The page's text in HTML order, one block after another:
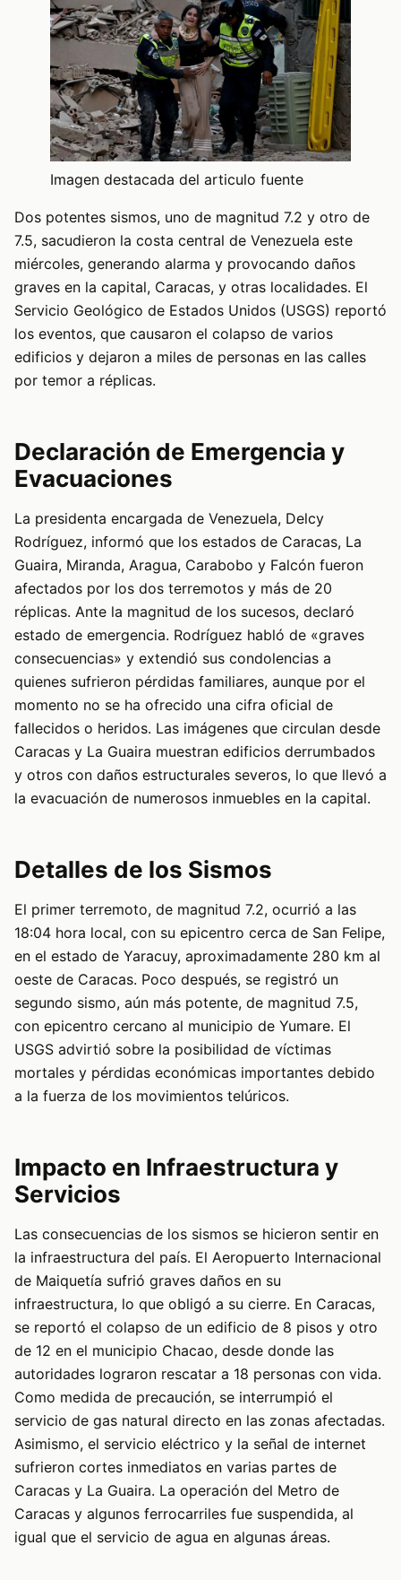
Imagen destacada del articulo fuente
Dos potentes sismos, uno de magnitud 7.2 y otro de
7.5, sacudieron la costa central de Venezuela este
miércoles, generando alarma y provocando daños
graves en la capital, Caracas, y otras localidades. El
Servicio Geológico de Estados Unidos (USGS) reportó
los eventos, que causaron el colapso de varios
edificios y dejaron a miles de personas en las calles
por temor a réplicas.
Declaración de Emergencia y
Evacuaciones
La presidenta encargada de Venezuela, Delcy
Rodríguez, informó que los estados de Caracas, La
Guaira, Miranda, Aragua, Carabobo y Falcón fueron
afectados por los dos terremotos y más de 20
réplicas. Ante la magnitud de los sucesos, declaró
estado de emergencia. Rodríguez habló de «graves
consecuencias» y extendió sus condolencias a
quienes sufrieron pérdidas familiares, aunque por el
momento no se ha ofrecido una cifra oficial de
fallecidos o heridos. Las imágenes que circulan desde
Caracas y La Guaira muestran edificios derrumbados
y otros con daños estructurales severos, lo que llevó a
la evacuación de numerosos inmuebles en la capital.
Detalles de los Sismos
El primer terremoto, de magnitud 7.2, ocurrió a las
18:04 hora local, con su epicentro cerca de San Felipe,
en el estado de Yaracuy, aproximadamente 280 km al
oeste de Caracas. Poco después, se registró un
segundo sismo, aún más potente, de magnitud 7.5,
con epicentro cercano al municipio de Yumare. El
USGS advirtió sobre la posibilidad de víctimas
mortales y pérdidas económicas importantes debido
a la fuerza de los movimientos telúricos.
Impacto en Infraestructura y
Servicios
Las consecuencias de los sismos se hicieron sentir en
la infraestructura del país. El Aeropuerto Internacional
de Maiquetía sufrió graves daños en su
infraestructura, lo que obligó a su cierre. En Caracas,
se reportó el colapso de un edificio de 8 pisos y otro
de 12 en el municipio Chacao, desde donde las
autoridades lograron rescatar a 18 personas con vida.
Como medida de precaución, se interrumpió el
servicio de gas natural directo en las zonas afectadas.
Asimismo, el servicio eléctrico y la señal de internet
sufrieron cortes inmediatos en varias partes de
Caracas y La Guaira. La operación del Metro de
Caracas y algunos ferrocarriles fue suspendida, al
igual que el servicio de agua en algunas áreas.